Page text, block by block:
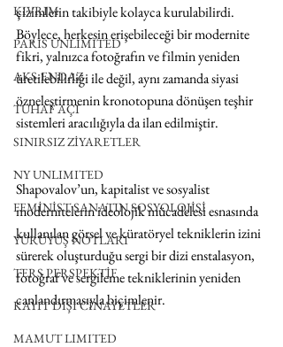
KIVRIM
PARIS UNLIMITED
AKS-ENDAZ
TUHAF AÇI
SINIRSIZ ZİYARETLER
NY UNLIMITED
FEMİNİST SANATIN SOSYOLOJİSİ
YÜRÜYÜŞ NOTLARI
TERS PERSPEKTİF
KAYIT DIŞI CİNAYETLER
MAMUT LIMITED
çizimlerin takibiyle kolayca kurulabilirdi.
Böylece, herkesin erişebileceği bir modernite
fikri, yalnızca fotoğrafın ve filmin yeniden
üretilebilirliği ile değil, aynı zamanda siyasi
özneleştirmenin kronotopuna dönüşen teşhir
sistemleri aracılığıyla da ilan edilmiştir.
Shapovalov’un, kapitalist ve sosyalist
modernitelerin ideolojik mücadelesi esnasında
kullanılan görsel ve küratöryel tekniklerin izini
sürerek oluşturduğu sergi bir dizi enstalasyon,
fotoğraf ve sergileme tekniklerinin yeniden
canlandırmasıyla biçimlenir.